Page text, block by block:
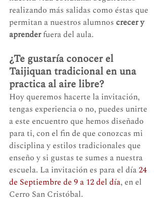
realizando más salidas como éstas que
permitan a nuestros alumnos crecer y
aprender fuera del aula.
¿Te gustaría conocer el
Taijiquan tradicional en una
practica al aire libre?
Hoy queremos hacerte la invitación,
tengas experiencia o no, puedes unirte
a este encuentro que hemos diseñado
para ti, con el fin de que conozcas mi
disciplina y estilos tradicionales que
enseño y si gustas te sumes a nuestra
escuela. La invitación es para el día 24
de Septiembre de 9 a 12 del día, en el
Cerro San Cristóbal.